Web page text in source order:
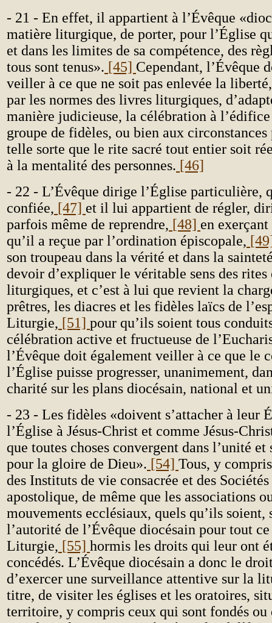
- 21 - En effet, il appartient à l’Évêque
matière liturgique, de porter, pour l’Église
et dans les limites de sa compétence, des
tous sont tenus». [45] Cependant, l’Évêque
veiller à ce que ne soit pas enlevée la
par les normes des livres liturgiques,
manière judicieuse, la célébration à l’édifice
groupe de fidèles, ou bien aux circonstances
telle sorte que le rite sacré tout entier soit
à la mentalité des personnes. [46]
- 22 - L’Évêque dirige l’Église particulière,
confiée, [47] et il lui appartient de régler,
parfois même de reprendre, [48] en
qu’il a reçue par l’ordination épiscopale,
son troupeau dans la vérité et dans la
devoir d’expliquer le véritable sens des rites
liturgiques, et c’est à lui que revient la
prêtres, les diacres et les fidèles laïcs de
Liturgie, [51] pour qu’ils soient tous
célébration active et fructueuse de
l’Évêque doit également veiller à ce que le
l’Église puisse progresser, unanimement,
charité sur les plans diocésain, national et
- 23 - Les fidèles «doivent s’attacher à leur
l’Église à Jésus-Christ et comme Jésus-
que toutes choses convergent dans l’unité et
pour la gloire de Dieu». [54] Tous, y
des Instituts de vie consacrée et des
apostolique, de même que les associations
mouvements ecclésiaux, quels qu’ils soient,
l’autorité de l’Évêque diocésain pour tout
Liturgie, [55] hormis les droits qui leur ont
concédés. L’Évêque diocésain a donc le
d’exercer une surveillance attentive sur la
titre, de visiter les églises et les oratoires,
territoire, y compris ceux qui sont fondés ou